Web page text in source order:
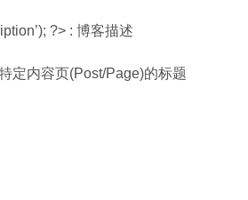
?> : 博客描述
定内容页(Post/Page)的标题